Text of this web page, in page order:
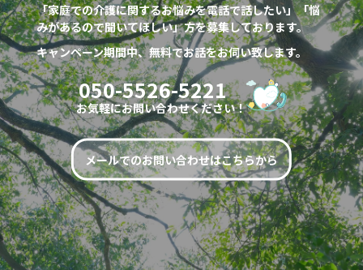
「家庭での介護に関するお悩みを電話で話したい」「悩
みがあるので聞いてほしい」方を募集しております。
キャンペーン期間中、無料でお話をお伺い致します。
050-5526-5221
お気軽にお問い合わせください！
メールでのお問い合わせはこちらから